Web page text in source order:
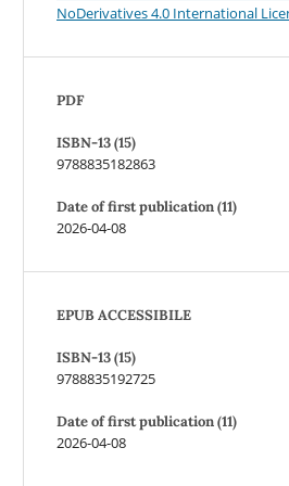
NoDerivatives 4.0 International
PDF
ISBN-13 (15)
9788835182863
Date of first publication (11)
2026-04-08
EPUB ACCESSIBILE
ISBN-13 (15)
9788835192725
Date of first publication (11)
2026-04-08